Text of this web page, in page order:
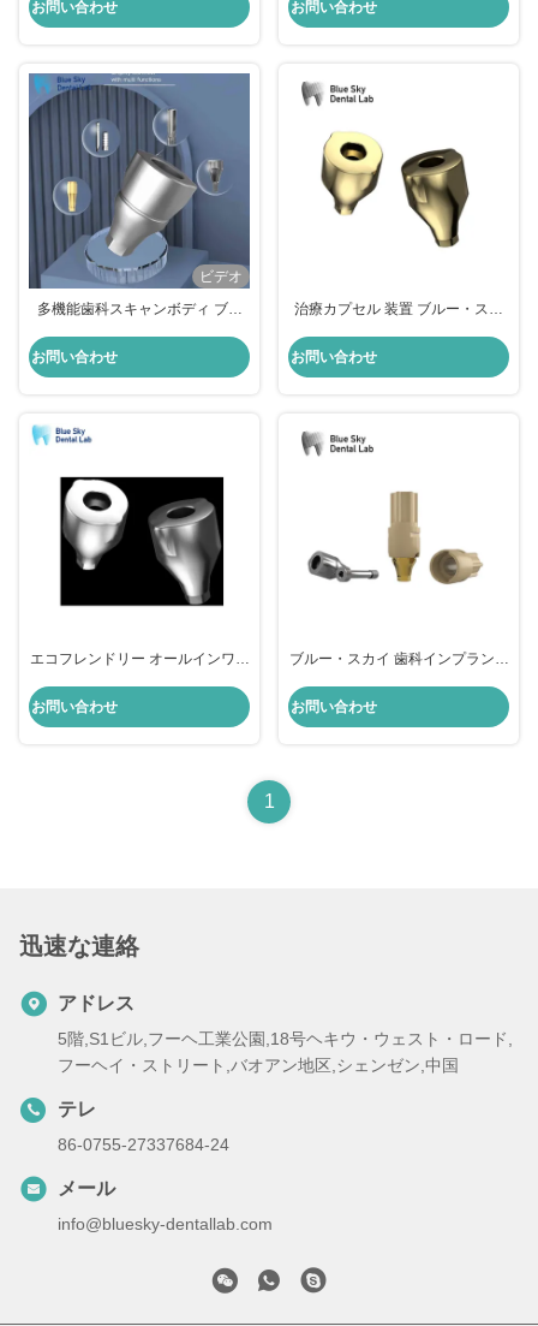
お問い合わせ お問い合わせ
ビデオ
多機能歯科スキャンボディ ブル
キャンボディ
お問い合わせ
治療カプセル 装置 ブルー・スカ
植 対応
お問い合わせ
エコフレンドリー オールインワン
お問い合わせ
ブルー・スカイ 歯科インプラント
スキャンボディインプラント
お問い合わせ
1
迅速な連絡
アドレス
5階,S1ビル,フーヘ工業公園,18号ヘキウ・ウェスト・ロード,
フーヘイ・ストリート,バオアン地区,シェンゼン,中国
テレ
86-0755-27337684-24
メール
info@bluesky-dentallab.com